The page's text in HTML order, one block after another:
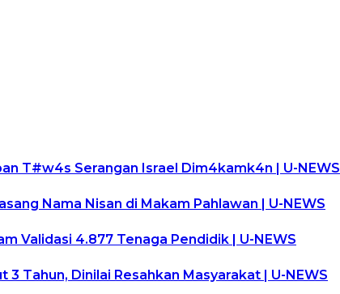
T#w4s Serangan Israel Dim4kamk4n | U-NEWS
Nama Nisan di Makam Pahlawan | U-NEWS
Validasi 4.877 Tenaga Pendidik | U-NEWS
Tahun, Dinilai Resahkan Masyarakat | U-NEWS